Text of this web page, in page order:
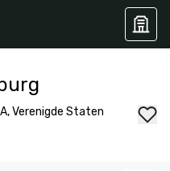
Verenigde Staten